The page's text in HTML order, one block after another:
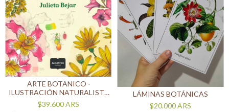
ARTE BOTANICO -
ILUSTRACIÓN NATURALISTA
CON TINTA Y ACUARELAS
$39.600ARS
LÁMINAS BOTÁNICAS
$20.000ARS